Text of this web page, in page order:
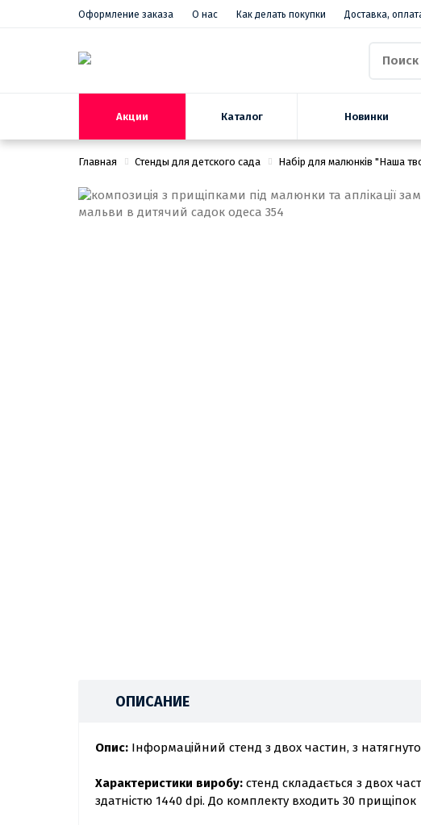
Оформление заказа О нас Как делать покупки Доставка,
Акции Каталог Новинки
Главная Стенды для детского сада Набір для малюнків "Наша
ОПИСАНИЕ
Опис: Інформаційний стенд з двох частин, з
Характеристики виробу: стенд складається з двох
здатністю 1440 dpi. До комплекту входить 30 прищіпок